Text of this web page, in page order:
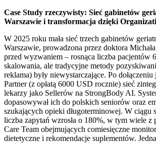
Case Study rzeczywisty: Sieć gabinetów
Warszawie i transformacja dzięki
W 2025 roku mała sieć trzech gabinetów
Warszawie, prowadzona przez doktora
przed wyzwaniem – rosnąca liczba pacjentów
skalowania, ale tradycyjne metody
reklama) były niewystarczające. Po
Partner (z opłatą 6000 USD rocznie) sieć
lekarzy jako Sellerów na StrongBody AI.
dopasowywał ich do polskich seniorów oraz
szukających opieki długoterminowej. W ciągu
liczba zapytań wzrosła o 180%, w tym wiele z
Care Team obejmujących comiesięczne
dietetyczne i rekomendacje suplementów.